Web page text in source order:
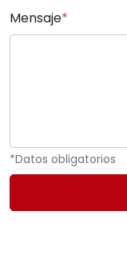
Mensaje*
*Datos obligatorios